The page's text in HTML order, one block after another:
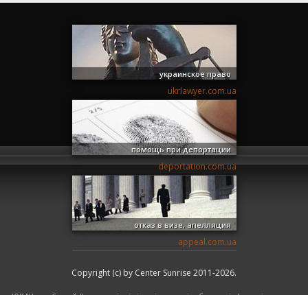
украинское право
ukrlawyer.com.ua
помощь при депортации
deportation.com.ua
отказ в визе, апелляция
appeal.com.ua
Copyright (c) by Center Sunrise 2011-2026.